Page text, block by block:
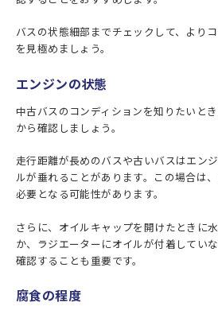
バスの状態細部までチェックして、より
を見極めましょう。
エンジンの状態
中古バスのコンディションを知りたいと
から確認しましょう。
走行距離が長めのバスや古いバスはエン
ルが垂れることがあります。この場合は
必要となる可能性があります。
さらに、オイルキャップを開けたときに
か、ラジエーターにオイルが付着してい
確認することも重要です。
腐食の程度